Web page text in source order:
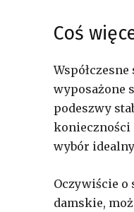
Coś
wyposażone
podeszwy
konieczności
wybór
Oczywiście o
damskie,